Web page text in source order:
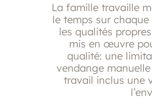
La famille travaille
le temps sur
les qualités
mis en œuvre
qualité: une
vendange
travail inclus une